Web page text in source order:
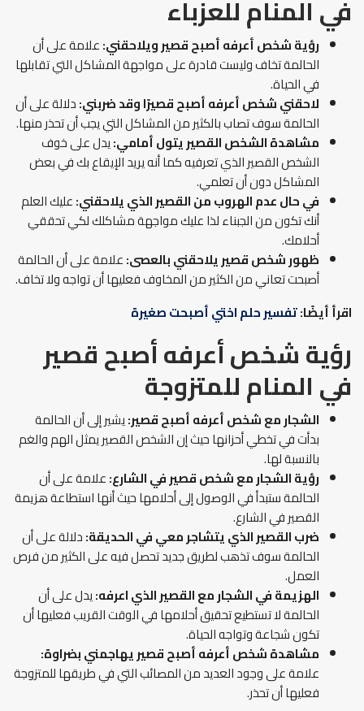
في المنامللعزباء
رؤية شخص أعرفه أصبح قصير ويلاحقني:علامة على أن
الحالمة تخاف وليست قادرة على مواجهة المشاكل التي تقابلها
في الحياة.
لاحقني شخص أعرفه أصبح قصيرًا وقد ضربني:دلالة على أن
الحالمة سوف تصاب بالكثير من المشاكل التي يجب أن تحذر منها.
مشاهدة الشخص القصير يتول أمامي:يدل على خوف
الشخص القصير الذي تعرفيه كما أنه يريد الإيقاع بك في بعض
المشاكل دون أن تعلمي.
في حال عدم الهروب من القصير الذي يلاحقني:عليك العلم
أنك تكون من الجبناء لذا عليك مواجهة مشاكلك لكي تحققي
أحلامك.
ظهور شخص قصير يلاحقني بالعصى:علامة على أن الحالمة
أصبحت تعاني من الكثير من المخاوف فعليها أن تواجه ولا تخاف.
اقرأ أيضًا:تفسير حلم اختي أصبحت صغيرة
رؤية شخص أعرفه أصبح قصير
في المنام للمتزوجة
الشجار مع شخص أعرفه أصبح قصير:يشير إلى أن الحالمة
بدأت في تخطي أحزانها حيث إن الشخص القصير يمثل الهم والغم
بالنسبة لها.
رؤية الشجار مع شخص قصير في الشارع:علامة على أن
الحالمة ستبدأ في الوصول إلى أحلامها حيث أنها استطاعة هزيمة
القصير في الشارع.
ضرب القصير الذي يتشاجر معي في الحديقة:دلالة على أن
الحالمة سوف تذهب لطريق جديد تحصل فيه على الكثير من فرص
العمل.
الهزيمة في الشجار مع القصير الذي اعرفه:يدل على أن
الحالمة لا تستطيع تحقيق أحلامها في الوقت القريب فعليها أن
تكون شجاعة وتواجه الحياة.
مشاهدة شخص أعرفه أصبح قصير يهاجمني بضراوة:
علامة على وجود العديد من المصائب التي في طريقها للمتزوجة
فعليها أن تحذر.